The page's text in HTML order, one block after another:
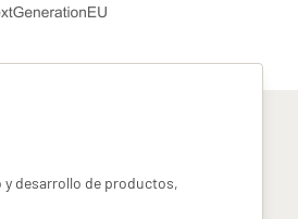
desarrollo de productos,